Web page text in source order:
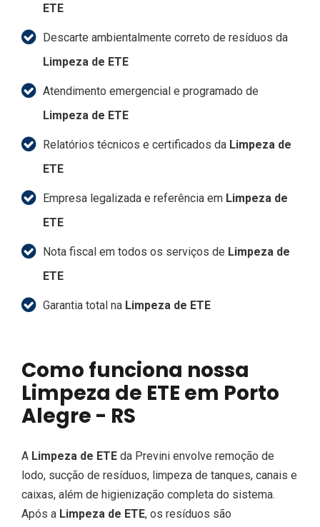
ETE
Descarte ambientalmente correto de resíduos da
Limpeza de ETE
Atendimento emergencial e programado de
Limpeza de ETE
Relatórios técnicos e certificados da Limpeza de
ETE
Empresa legalizada e referência em Limpeza de
ETE
Nota fiscal em todos os serviços de Limpeza de
ETE
Garantia total na Limpeza de ETE
Como funciona nossa
Limpeza de ETE em Porto
Alegre - RS
A Limpeza de ETE da Previni envolve remoção de
lodo, sucção de resíduos, limpeza de tanques, canais e
caixas, além de higienização completa do sistema.
Após a Limpeza de ETE, os resíduos são